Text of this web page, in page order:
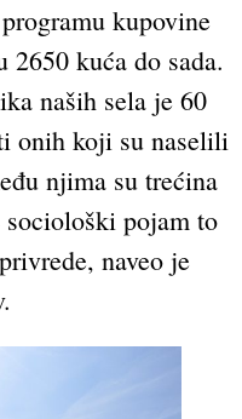
kupovine
kuća do sada.
naših sela je 60
onih koji su naselili
njima su trećina
pojam to
naveo je